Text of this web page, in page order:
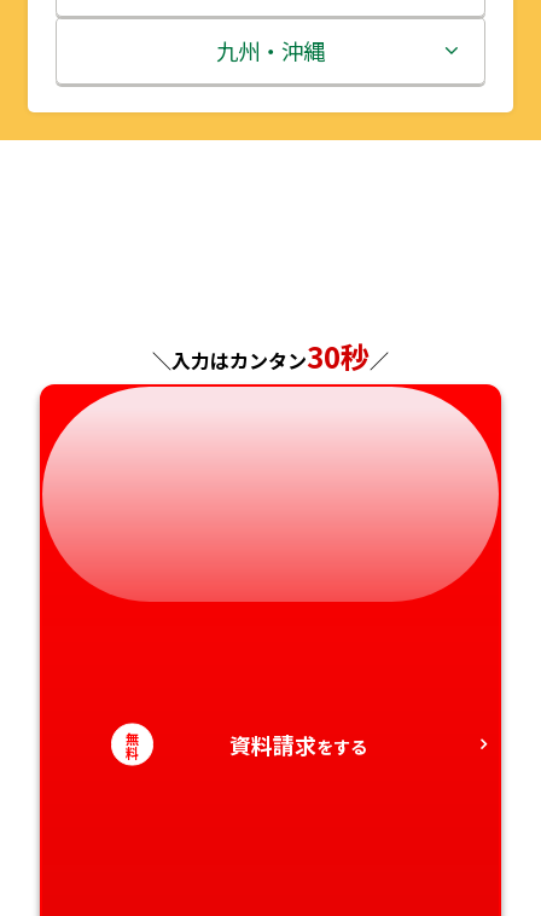
秋田県
山形県
埼玉県
千葉県
石川県
福井県
静岡県
滋賀県
京都府
和歌山県
鳥取県
島根県
徳島県
九州・沖縄
福岡県
大分県
＼入力はカンタン30秒／
無
料 資料請求をする